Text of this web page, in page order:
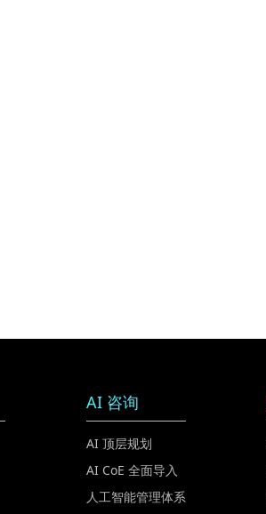
AI 咨询
AI 顶层规划
AI CoE 全面导入
人工智能管理体系